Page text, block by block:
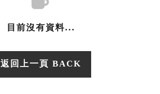
目前沒有資料...
返回上一頁 BACK